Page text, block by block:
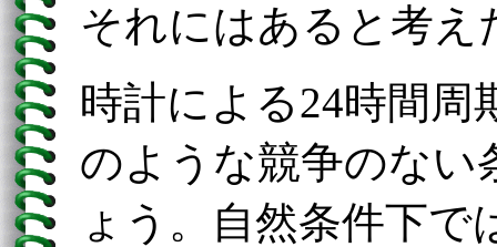
それにはあると考え
時計による24時間周
のような競争のない
ょう。自然条件下